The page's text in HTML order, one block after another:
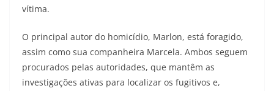
vítima.
O principal autor do homicídio, Marlon, está foragido,
assim como sua companheira Marcela. Ambos seguem
procurados pelas autoridades, que mantêm as
investigações ativas para localizar os fugitivos e,